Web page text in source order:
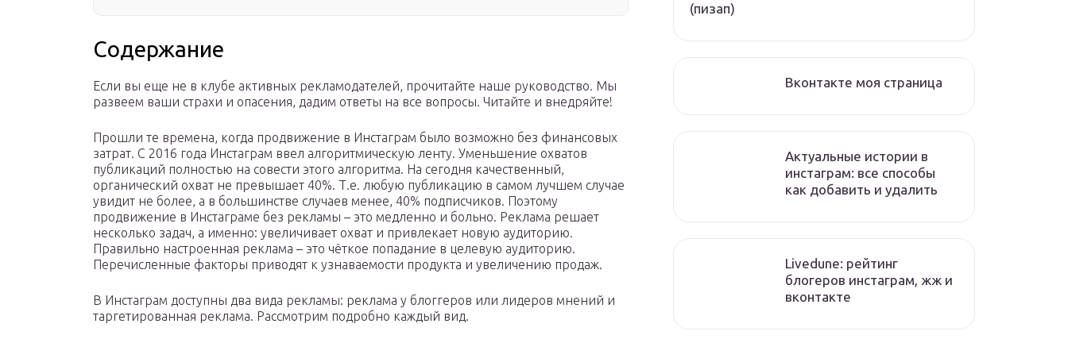
Содержание
Если вы еще не в клубе активных рекламодателей, прочитайте наше руководство. Мы
развеем ваши страхи и опасения, дадим ответы на все вопросы. Читайте и внедряйте!
Прошли те времена, когда продвижение в Инстаграм было возможно без финансовых
затрат. С 2016 года Инстаграм ввел алгоритмическую ленту. Уменьшение охватов
публикаций полностью на совести этого алгоритма. На сегодня качественный,
органический охват не превышает 40%. Т.е. любую публикацию в самом лучшем случае
увидит не более, а в большинстве случаев менее, 40% подписчиков. Поэтому
продвижение в Инстаграме без рекламы – это медленно и больно. Реклама решает
несколько задач, а именно: увеличивает охват и привлекает новую аудиторию.
Правильно настроенная реклама – это чёткое попадание в целевую аудиторию.
Перечисленные факторы приводят к узнаваемости продукта и увеличению продаж.
В Инстаграм доступны два вида рекламы: реклама у блоггеров или лидеров мнений и
таргетированная реклама. Рассмотрим подробно каждый вид.
(пизап)
Вконтакте моя страница
Актуальные истории в
инстаграм: все способы
как добавить и удалить
Livedune: рейтинг
блогеров инстаграм, жж и
вконтакте